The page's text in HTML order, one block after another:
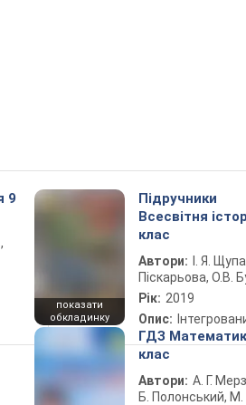
9
показати
обкладинку
Підручники
Всесвітня
клас
Автори:
І. Я.
Піскарьова, О.В.
Рік: 2019
Опис:
ГДЗ
клас
Автори: А. Г.
Б. Полонський, М.